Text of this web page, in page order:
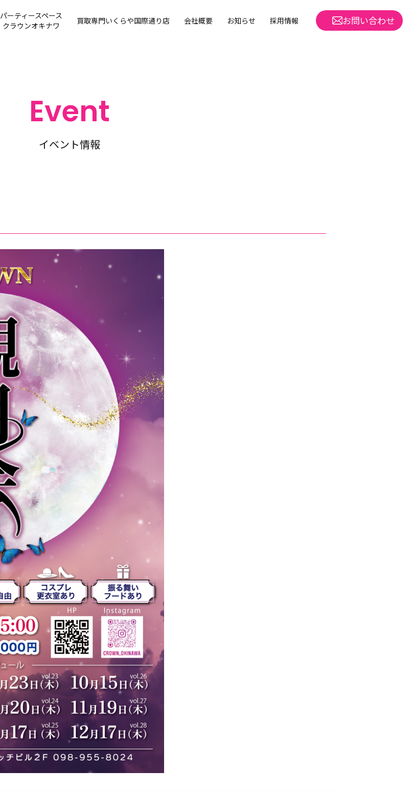
パーティースペース
クラウンオキナワ
買取専門いくらや国際通り店 会社概要 お知らせ 採用情報 お問い合わせ
Event
イベント情報